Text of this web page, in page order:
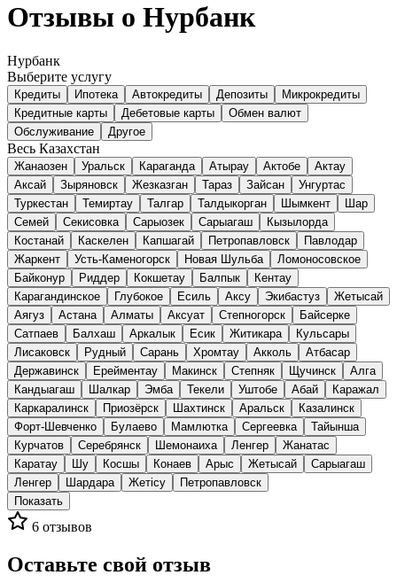
Отзывы о Нурбанк
Нурбанк
Выберите услугу
Кредиты Ипотека Автокредиты Депозиты
Микрокредиты
Кредитные карты
Дебетовые карты
Обмен валют
Обслуживание
Другое
Весь Казахстан
Жанаозен Уральск Караганда Атырау Актобе
Актау
Аксай
Зыряновск Жезказган Тараз Зайсан
Унгуртас
Туркестан
Темиртау Талгар Талдыкорган Шымкент
Шар
Семей
Секисовка Сарыозек Сарыагаш
Кызылорда
Костанай
Каскелен Капшагай Петропавловск
Павлодар
Жаркент
Усть-Каменогорск Новая Шульба
Ломоносовское
Байконур
Риддер Кокшетау Балпык
Кентау
Карагандинское
Глубокое Есиль Аксу Экибастуз
Жетысай
Аягуз
Астана Алматы Аксуат Степногорск
Байсерке
Сатпаев
Балхаш Аркалык Есик Житикара
Кульсары
Лисаковск
Рудный Сарань Хромтау Акколь
Атбасар
Державинск
Ерейментау Макинск Степняк Щучинск
Алга
Кандыагаш
Шалкар Эмба Текели Уштобе Абай
Каражал
Каркаралинск
Приозёрск Шахтинск Аральск
Казалинск
Форт-Шевченко
Булаево Мамлютка Сергеевка
Тайынша
Курчатов
Серебрянск Шемонаиха Ленгер
Жанатас
Каратау
Шу Косшы Конаев Арыс Жетысай
Сарыагаш
Ленгер
Шардара Жетісу
Петропавловск
Показать
6 отзывов
Оставьте свой отзыв